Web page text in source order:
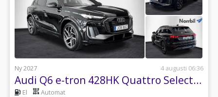
Ny 2027 4 augusti 06:36
Audi Q6 e-tron 428HK Quattro Selection Edition
El Automat